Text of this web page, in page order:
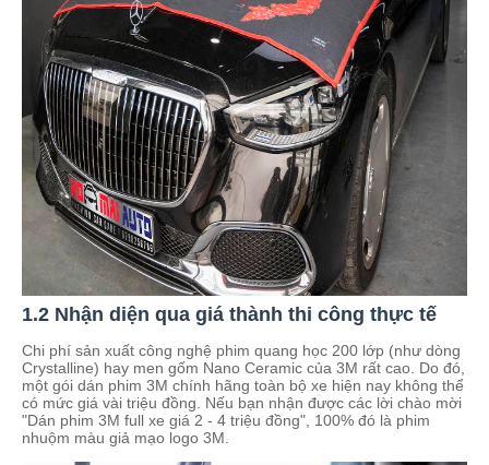
1.2 Nhận diện qua giá thành thi công thực tế
Chi phí sản xuất công nghệ phim quang học 200 lớp (như dòng
Crystalline) hay men gốm Nano Ceramic của 3M rất cao. Do đó,
một gói dán phim 3M chính hãng toàn bộ xe hiện nay không thể
có mức giá vài triệu đồng. Nếu bạn nhận được các lời chào mời
"Dán phim 3M full xe giá 2 - 4 triệu đồng", 100% đó là phim
nhuộm màu giả mạo logo 3M.